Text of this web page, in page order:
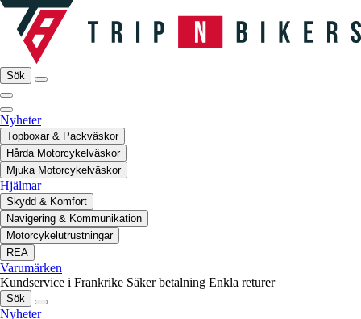
Sök
Nyheter
Topboxar & Packväskor
Hårda Motorcykelväskor
Mjuka Motorcykelväskor
Hjälmar
Skydd & Komfort
Navigering & Kommunikation
Motorcykelutrustningar
REA
Varumärken
Kundservice i Frankrike Säker betalning Enkla returer
Sök
Nyheter